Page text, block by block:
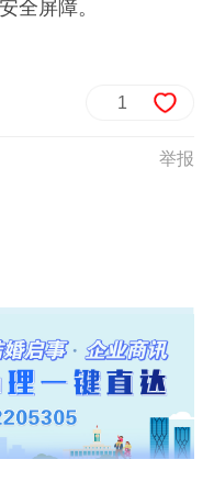
全屏障。
1
举报